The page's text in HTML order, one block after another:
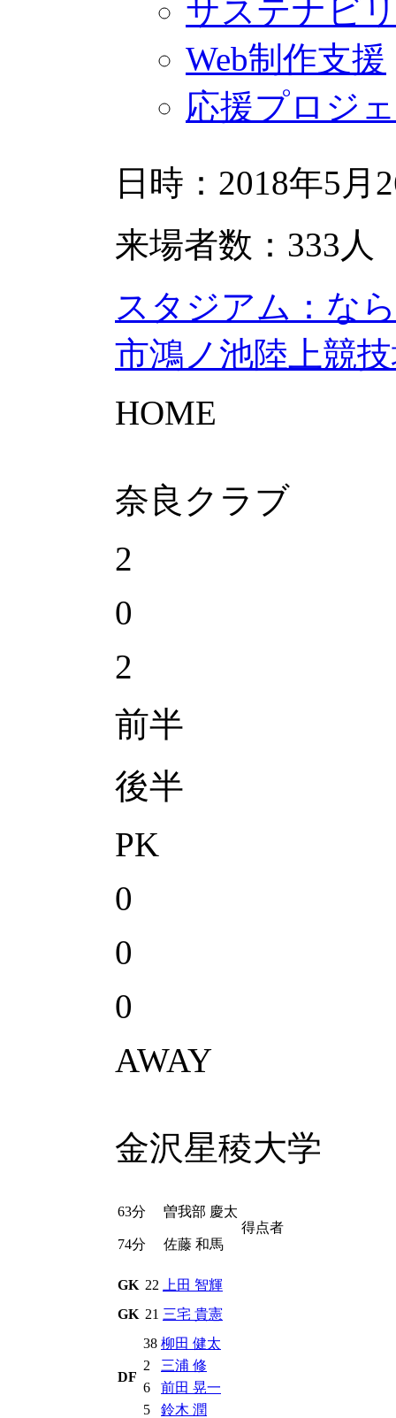
サステナビ
Web制作支援
応援プロジ
日時：2018年5月
来場者数：333人
スタジアム：な
市鴻ノ池陸上競
HOME
奈良クラブ
2
0
2
前半
後半
PK
0
0
0
AWAY
金沢星稜大学
63分 曽我部 慶太
74分 佐藤 和馬
得点者
GK 22
上田 智輝
GK 21 三宅 貴憲
DF
38 柳田 健太
2
三浦 修
6
前田 晃一
5
鈴木 潤